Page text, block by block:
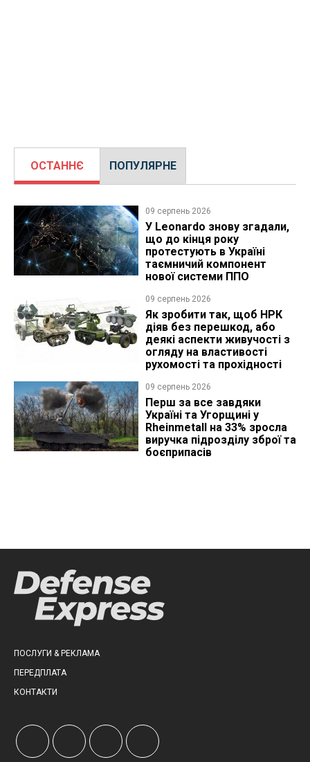
ОСТАННЄ ПОПУЛЯРНЕ
09 серпень 2026
У Leonardo знову згадали,
що до кінця року
протестують в Україні
таємничий компонент
нової системи ППО
09 серпень 2026
Як зробити так, щоб НРК
діяв без перешкод, або
деякі аспекти живучості з
огляду на властивості
рухомості та прохідності
09 серпень 2026
Перш за все завдяки
Україні та Угорщині у
Rheinmetall на 33% зросла
виручка підрозділу зброї та
боєприпасів
ПОСЛУГИ & РЕКЛАМА
ПЕРЕДПЛАТА
КОНТАКТИ